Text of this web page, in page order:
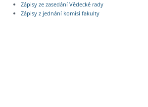
Zápisy ze zasedání Vědecké rady
Zápisy z jednání komisí fakulty